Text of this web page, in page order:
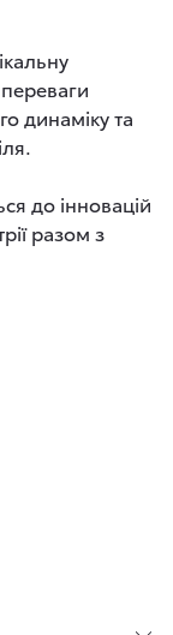
динаміку та
до інновацій
разом з